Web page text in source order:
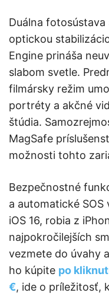
Duálna fotosústava
optickou
Engine prináša
slabom svetle.
filmársky režim
portréty a akčné
štúdia.
MagSafe
možnosti tohto
Bezpečnostné
a automatické SOS
iOS 16, robia z
najpokročilejších
vezmete do úvahy
ho kúpite po
€, ide o príležitosť,